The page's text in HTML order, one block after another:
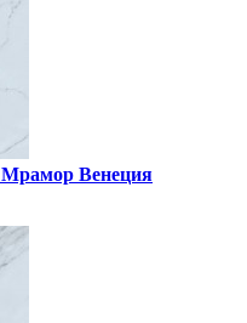
Мрамор Венеция